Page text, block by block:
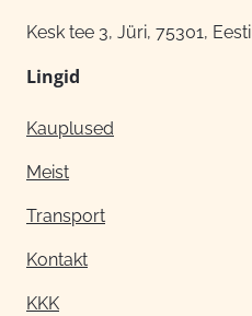
Kesk tee 3, Jüri, 75301, Eesti
Lingid
Kauplused
Meist
Transport
Kontakt
KKK